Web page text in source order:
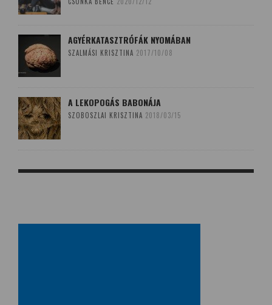
AGYÉRKATASZTRÓFÁK NYOMÁBAN
SZALMÁSI KRISZTINA 2017/10/08
A LEKOPOGÁS BABONÁJA
SZOBOSZLAI KRISZTINA 2018/03/15